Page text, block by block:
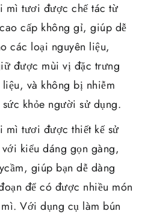
mì tươi được chế tác từ
cấp không gỉ, giúp dễ
các loại nguyên liệu,
được mùi vị đặc trưng
và không bị nhiễm
khỏe người sử dụng.
mì tươi được thiết kế sử
kiểu dáng gọn gàng,
giúp bạn dễ dàng
để có được nhiều món
Với dụng cụ làm bún